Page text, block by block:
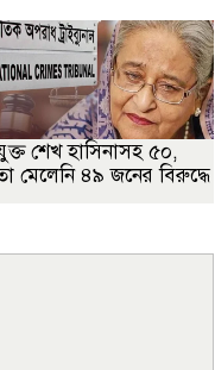
শেখ হাসিনাসহ ৫০,
মেলেনি ৪৯ জনের বিরুদ্ধে